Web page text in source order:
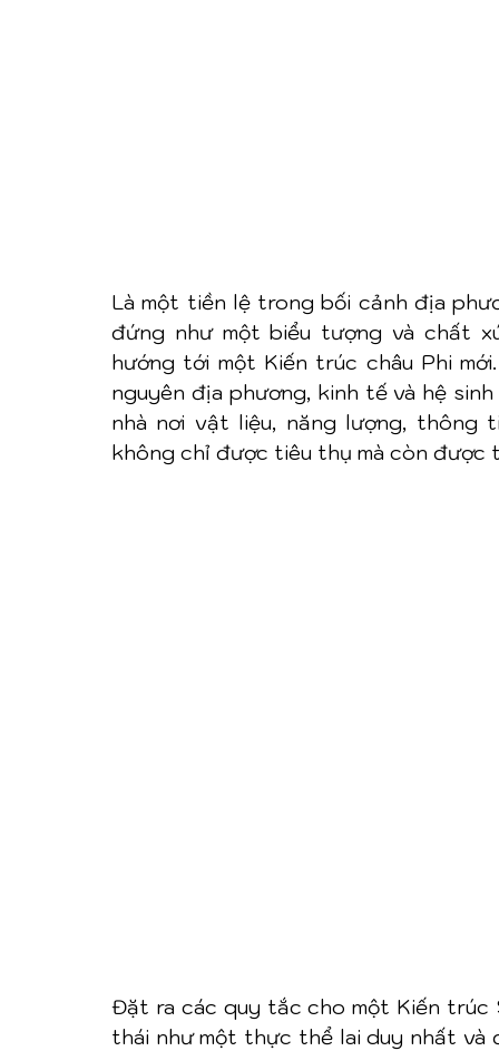
Là một tiền lệ trong bối cảnh địa
đứng như một biểu tượng và chất
hướng tới một Kiến trúc châu Phi
nguyên địa phương, kinh tế và hệ
nhà nơi vật liệu, năng lượng, thông
không chỉ được tiêu thụ mà còn được
Đặt ra các quy tắc cho một Kiến trúc
thái như một thực thể lai duy nhất